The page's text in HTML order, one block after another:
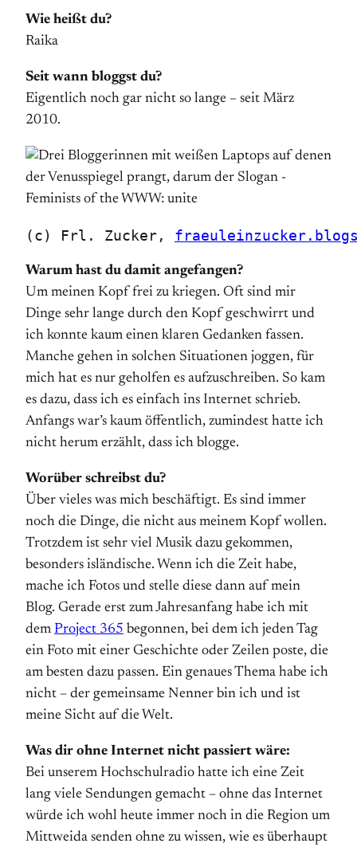
Wie heißt du?
Raika
Seit wann bloggst du?
Eigentlich noch gar nicht so lange – seit März
2010.
(c) Frl. Zucker,
Warum hast du damit angefangen?
Um meinen Kopf frei zu kriegen. Oft sind mir
Dinge sehr lange durch den Kopf geschwirrt und
ich konnte kaum einen klaren Gedanken fassen.
Manche gehen in solchen Situationen joggen, für
mich hat es nur geholfen es aufzuschreiben. So kam
es dazu, dass ich es einfach ins Internet schrieb.
Anfangs war’s kaum öffentlich, zumindest hatte ich
nicht herum erzählt, dass ich blogge.
Worüber schreibst du?
Über vieles was mich beschäftigt. Es sind immer
noch die Dinge, die nicht aus meinem Kopf wollen.
Trotzdem ist sehr viel Musik dazu gekommen,
besonders isländische. Wenn ich die Zeit habe,
mache ich Fotos und stelle diese dann auf mein
Blog. Gerade erst zum Jahresanfang habe ich mit
dem Project 365 begonnen, bei dem ich jeden Tag
ein Foto mit einer Geschichte oder Zeilen poste, die
am besten dazu passen. Ein genaues Thema habe ich
nicht – der gemeinsame Nenner bin ich und ist
meine Sicht auf die Welt.
Was dir ohne Internet nicht passiert wäre:
Bei unserem Hochschulradio hatte ich eine Zeit
lang viele Sendungen gemacht – ohne das Internet
würde ich wohl heute immer noch in die Region um
Mittweida senden ohne zu wissen, wie es überhaupt